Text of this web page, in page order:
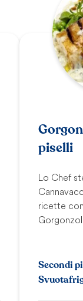
piselli
Lo Chef
ricette
Secondi